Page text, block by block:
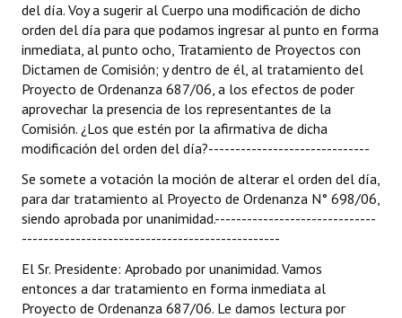
del día. Voy a sugerir al Cuerpo una modificación de dicho
orden del día para que podamos ingresar al punto en forma
inmediata, al punto ocho, Tratamiento de Proyectos con
Dictamen de Comisión; y dentro de él, al tratamiento del
Proyecto de Ordenanza 687/06, a los efectos de poder
aprovechar la presencia de los representantes de la
Comisión. ¿Los que estén por la afirmativa de dicha
modificación del orden del día?------------------------------
Se somete a votación la moción de alterar el orden del día,
para dar tratamiento al Proyecto de Ordenanza N° 698/06,
siendo aprobada por unanimidad.------------------------------
------------------------------------------------
El Sr. Presidente: Aprobado por unanimidad. Vamos
entonces a dar tratamiento en forma inmediata al
Proyecto de Ordenanza 687/06. Le damos lectura por